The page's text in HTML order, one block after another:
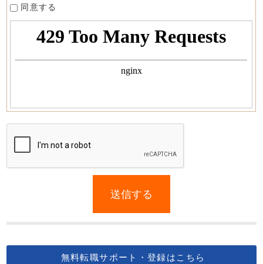
同意する
this
送信する
無料転職サポート・登録はこちら